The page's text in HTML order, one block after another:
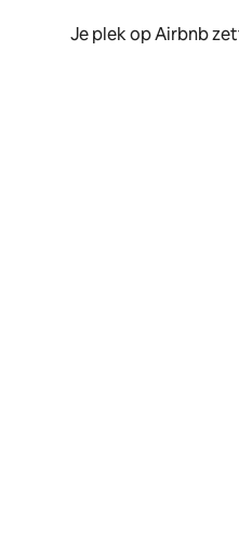
Je plek op Airbnb